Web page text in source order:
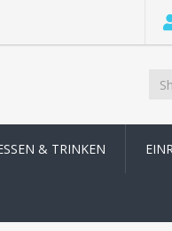
& TRINKEN